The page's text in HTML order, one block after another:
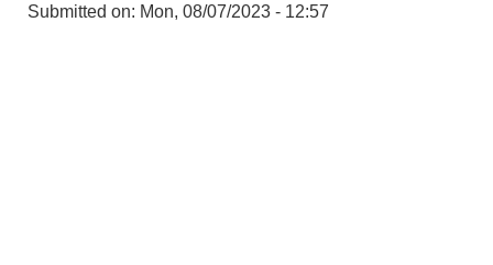
Submitted on: Mon, 08/07/2023 - 12:57